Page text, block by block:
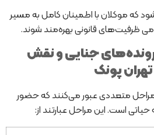
که موکلان با اطمینان کامل به مسیر
ظرفیت‌های قانونی بهره‌مند شوند.
جنایی و نقش
پونک
مراحل متعددی عبور می‌کنند که حضور
است. این مراحل عبارتند از: